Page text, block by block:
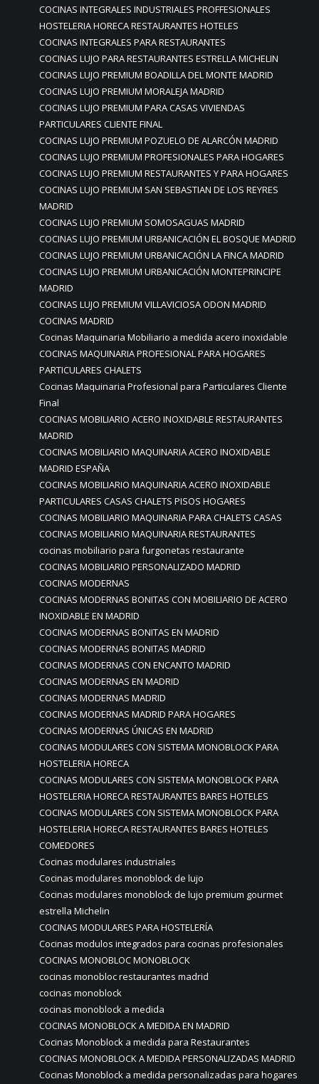
COCINAS INTEGRALES INDUSTRIALES PROFFESIONALES
HOSTELERIA HORECA RESTAURANTES HOTELES
COCINAS INTEGRALES PARA RESTAURANTES
COCINAS LUJO PARA RESTAURANTES ESTRELLA MICHELIN
COCINAS LUJO PREMIUM BOADILLA DEL MONTE MADRID
COCINAS LUJO PREMIUM MORALEJA MADRID
COCINAS LUJO PREMIUM PARA CASAS VIVIENDAS
PARTICULARES CLIENTE FINAL
COCINAS LUJO PREMIUM POZUELO DE ALARCÓN MADRID
COCINAS LUJO PREMIUM PROFESIONALES PARA HOGARES
COCINAS LUJO PREMIUM RESTAURANTES Y PARA HOGARES
COCINAS LUJO PREMIUM SAN SEBASTIAN DE LOS REYRES
MADRID
COCINAS LUJO PREMIUM SOMOSAGUAS MADRID
COCINAS LUJO PREMIUM URBANICACIÓN EL BOSQUE MADRID
COCINAS LUJO PREMIUM URBANICACIÓN LA FINCA MADRID
COCINAS LUJO PREMIUM URBANICACIÓN MONTEPRINCIPE
MADRID
COCINAS LUJO PREMIUM VILLAVICIOSA ODON MADRID
COCINAS MADRID
Cocinas Maquinaria Mobiliario a medida acero inoxidable
COCINAS MAQUINARIA PROFESIONAL PARA HOGARES
PARTICULARES CHALETS
Cocinas Maquinaria Profesional para Particulares Cliente
Final
COCINAS MOBILIARIO ACERO INOXIDABLE RESTAURANTES
MADRID
COCINAS MOBILIARIO MAQUINARIA ACERO INOXIDABLE
MADRID ESPAÑA
COCINAS MOBILIARIO MAQUINARIA ACERO INOXIDABLE
PARTICULARES CASAS CHALETS PISOS HOGARES
COCINAS MOBILIARIO MAQUINARIA PARA CHALETS CASAS
COCINAS MOBILIARIO MAQUINARIA RESTAURANTES
cocinas mobiliario para furgonetas restaurante
COCINAS MOBILIARIO PERSONALIZADO MADRID
COCINAS MODERNAS
COCINAS MODERNAS BONITAS CON MOBILIARIO DE ACERO
INOXIDABLE EN MADRID
COCINAS MODERNAS BONITAS EN MADRID
COCINAS MODERNAS BONITAS MADRID
COCINAS MODERNAS CON ENCANTO MADRID
COCINAS MODERNAS EN MADRID
COCINAS MODERNAS MADRID
COCINAS MODERNAS MADRID PARA HOGARES
COCINAS MODERNAS ÚNICAS EN MADRID
COCINAS MODULARES CON SISTEMA MONOBLOCK PARA
HOSTELERIA HORECA
COCINAS MODULARES CON SISTEMA MONOBLOCK PARA
HOSTELERIA HORECA RESTAURANTES BARES HOTELES
COCINAS MODULARES CON SISTEMA MONOBLOCK PARA
HOSTELERIA HORECA RESTAURANTES BARES HOTELES
COMEDORES
Cocinas modulares industriales
Cocinas modulares monoblock de lujo
Cocinas modulares monoblock de lujo premium gourmet
estrella Michelin
COCINAS MODULARES PARA HOSTELERÍA
Cocinas modulos integrados para cocinas profesionales
COCINAS MONOBLOC MONOBLOCK
cocinas monobloc restaurantes madrid
cocinas monoblock
cocinas monoblock a medida
COCINAS MONOBLOCK A MEDIDA EN MADRID
Cocinas Monoblock a medida para Restaurantes
COCINAS MONOBLOCK A MEDIDA PERSONALIZADAS MADRID
Cocinas Monoblock a medida personalizadas para hogares